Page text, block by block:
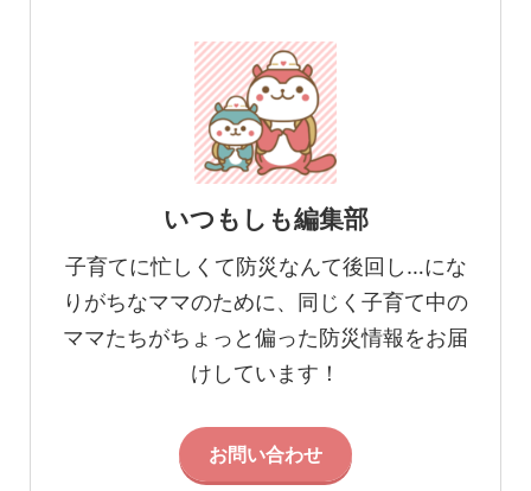
いつもしも編集部
子育てに忙しくて防災なんて後回し…にな
りがちなママのために、同じく子育て中の
ママたちがちょっと偏った防災情報をお届
けしています！
お問い合わせ